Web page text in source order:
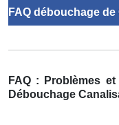
FAQ débouchage
FAQ : Problèmes
Débouchage